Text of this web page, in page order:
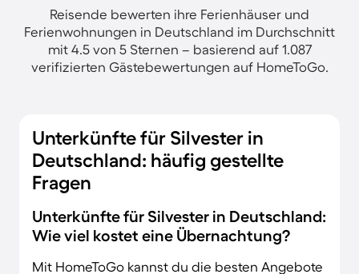
Reisende bewerten ihre Ferienhäuser und
Ferienwohnungen in Deutschland im Durchschnitt
mit 4.5 von 5 Sternen – basierend auf 1.087
verifizierten Gästebewertungen auf HomeToGo.
Unterkünfte für Silvester in
Deutschland: häufig gestellte
Fragen
Unterkünfte für Silvester in Deutschland:
Wie viel kostet eine Übernachtung?
Mit HomeToGo kannst du die besten Angebote